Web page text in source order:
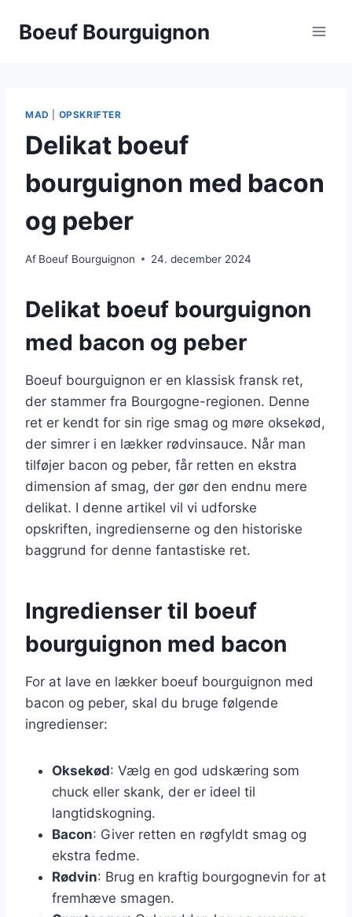
Boeuf Bourguignon
MAD OPSKRIFTER
Delikat boeuf
bourguignon med bacon
og peber
Af Boeuf Bourguignon 24. december 2024
Delikat boeuf bourguignon
med bacon og peber
Boeuf bourguignon er en klassisk fransk ret,
der stammer fra Bourgogne-regionen. Denne
ret er kendt for sin rige smag og møre oksekød,
der simrer i en lækker rødvinsauce. Når man
tilføjer bacon og peber, får retten en ekstra
dimension af smag, der gør den endnu mere
delikat. I denne artikel vil vi udforske
opskriften, ingredienserne og den historiske
baggrund for denne fantastiske ret.
Ingredienser til boeuf
bourguignon med bacon
For at lave en lækker boeuf bourguignon med
bacon og peber, skal du bruge følgende
ingredienser:
Oksekød: Vælg en god udskæring som
chuck eller skank, der er ideel til
langtidskogning.
Bacon: Giver retten en røgfyldt smag og
ekstra fedme.
Rødvin: Brug en kraftig bourgognevin for at
fremhæve smagen.